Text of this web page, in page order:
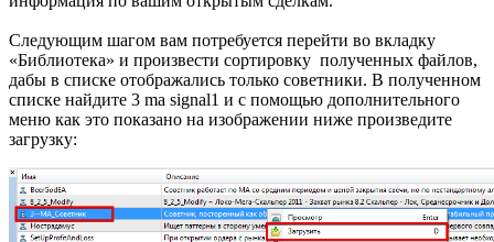
Следующим шагом вам потребуется перейти во вкладку
«Библиотека» и произвести сортировку полученных файлов,
дабы в списке отображались только советники. В полученном
списке найдите 3 ma signal1 и с помощью дополнительного
меню как это показано на изображении ниже произведите
загрузку: